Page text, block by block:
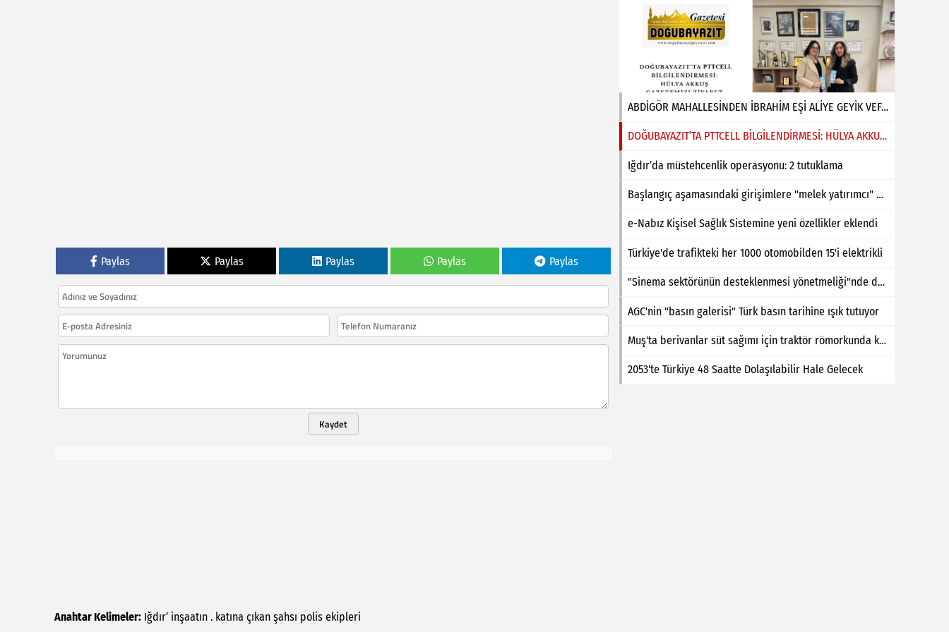
Paylas Paylas Paylas Paylas Paylas
Kaydet
Anahtar Kelimeler: Iğdır’ inşaatın . katına çıkan şahsı polis ekipleri
ABDİGÖR MAHALLESİNDEN İBRAHİM EŞİ ALİYE GEYİK VEFAT ETMİŞTİR
DOĞUBAYAZIT’TA PTTCELL BİLGİLENDİRMESİ: HÜLYA AKKUŞ GAZETEMİZİ ZİYARET ETTİ
Iğdır’da müstehcenlik operasyonu: 2 tutuklama
Başlangıç aşamasındaki girişimlere "melek yatırımcı" desteği
e-Nabız Kişisel Sağlık Sistemine yeni özellikler eklendi
Türkiye'de trafikteki her 1000 otomobilden 15'i elektrikli
"Sinema sektörünün desteklenmesi yönetmeliği"nde değişiklik yapıldı
AGC'nin "basın galerisi" Türk basın tarihine ışık tutuyor
Muş'ta berivanlar süt sağımı için traktör römorkunda kilometrelerce yol kat ediyor
2053'te Türkiye 48 Saatte Dolaşılabilir Hale Gelecek